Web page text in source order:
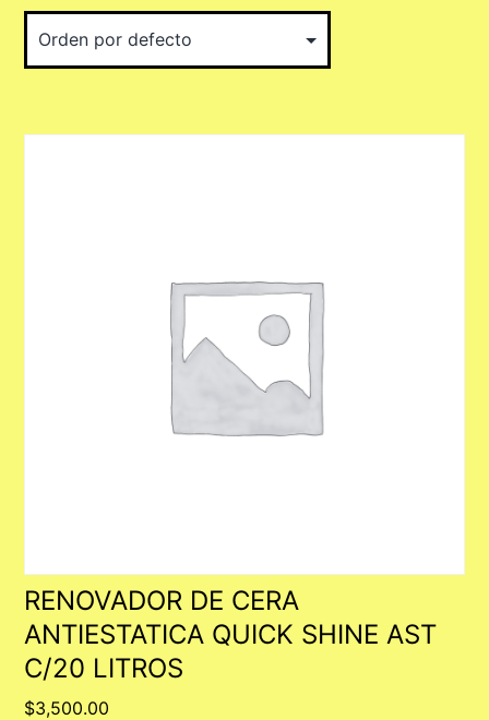
RENOVADOR DE CERA
ANTIESTATICA QUICK SHINE AST
C/20 LITROS
$3,500.00